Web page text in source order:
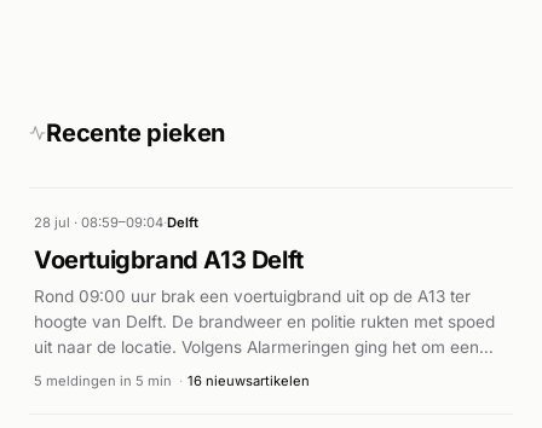
Recente pieken
28 jul · 08:59–09:04·Delft
Voertuigbrand A13 Delft
Rond 09:00 uur brak een voertuigbrand uit op de A13 ter
hoogte van Delft. De brandweer en politie rukten met spoed
uit naar de locatie. Volgens Alarmeringen ging het om een
voertuigbrand op de snelweg. District8.net meldt dat de
5 meldingen in 5 min · 16 nieuwsartikelen